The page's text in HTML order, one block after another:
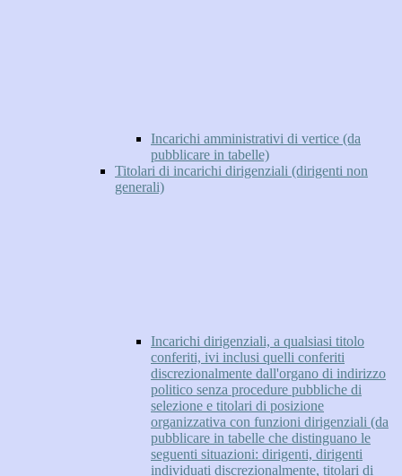
Incarichi amministrativi di vertice (da
pubblicare in tabelle)
Titolari di incarichi dirigenziali (dirigenti non
generali)
Incarichi dirigenziali, a qualsiasi titolo
conferiti, ivi inclusi quelli conferiti
discrezionalmente dall'organo di indirizzo
politico senza procedure pubbliche di
selezione e titolari di posizione
organizzativa con funzioni dirigenziali (da
pubblicare in tabelle che distinguano le
seguenti situazioni: dirigenti, dirigenti
individuati discrezionalmente, titolari di